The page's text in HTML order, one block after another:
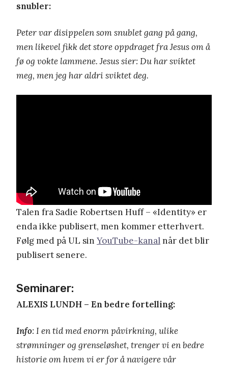
snubler:
Peter var disippelen som snublet gang på gang,
men likevel fikk det store oppdraget fra Jesus om å
fø og vokte lammene. Jesus sier: Du har sviktet
meg, men jeg har aldri sviktet deg.
Talen fra Sadie Robertsen Huff – «Identity» er
enda ikke publisert, men kommer etterhvert.
Følg med på UL sin YouTube-kanalnår det blir
publisert senere.
Seminarer:
ALEXIS LUNDH – En bedre fortelling:
Info: I en tid med enorm påvirkning, ulike
strømninger og grenseløshet, trenger vi en bedre
historie om hvem vi er for å navigere vår